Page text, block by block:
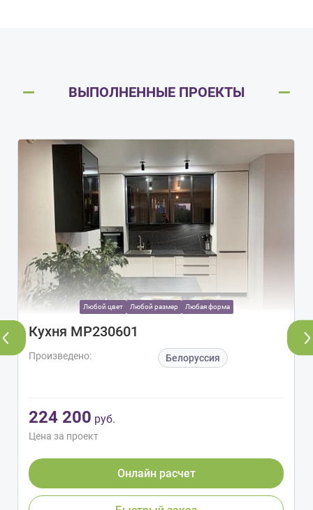
ВЫПОЛНЕННЫЕ ПРОЕКТЫ
Любой цвет Любой размер Любая форма
Кухня МР230601
Произведено: Белоруссия
224 200 руб.
Цена за проект
Онлайн расчет